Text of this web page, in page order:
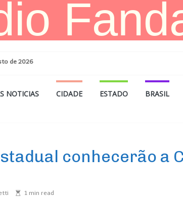
de 2026
NOTICIAS CIDADE ESTADO BRASIL
conhecerão a
1 min read